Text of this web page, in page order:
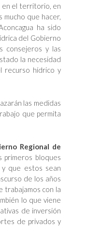
en el territorio, en
mucho que hacer,
ha sido
del Gobierno
consejeros y las
la necesidad
recurso hídrico y
las medidas
que permita
Regional de
bloques
que estos sean
de los años
trabajamos con la
lo que viene
de inversión
de privados y